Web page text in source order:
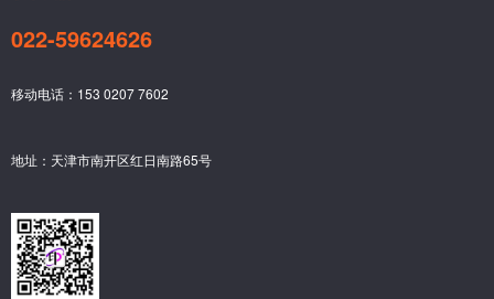
022-59624626
移动电话：153 0207 7602
地址：天津市南开区红日南路65号